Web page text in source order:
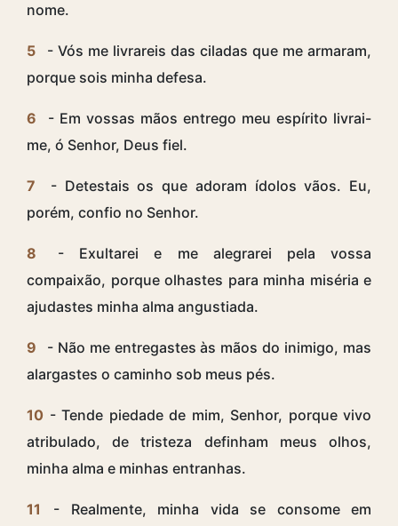
nome.
5
- Vós me livrareis das ciladas que me armaram,
porque sois minha defesa.
6
- Em vossas mãos entrego meu espírito livrai-
me, ó Senhor, Deus fiel.
7
- Detestais os que adoram ídolos vãos. Eu,
porém, confio no Senhor.
8
- Exultarei e me alegrarei pela vossa
compaixão, porque olhastes para minha miséria e
ajudastes minha alma angustiada.
9
- Não me entregastes às mãos do inimigo, mas
alargastes o caminho sob meus pés.
10 - Tende piedade de mim, Senhor, porque vivo
atribulado, de tristeza definham meus olhos,
minha alma e minhas entranhas.
11
- Realmente, minha vida se consome em